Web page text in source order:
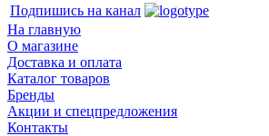
Подпишись на канал
На главную
О магазине
Доставка и оплата
Каталог товаров
Бренды
Акции и спецпредложения
Контакты